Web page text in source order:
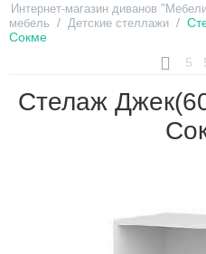
Интернет-магазин диванов
мебель / Детские стеллажи /
Сокме
5
Стелаж